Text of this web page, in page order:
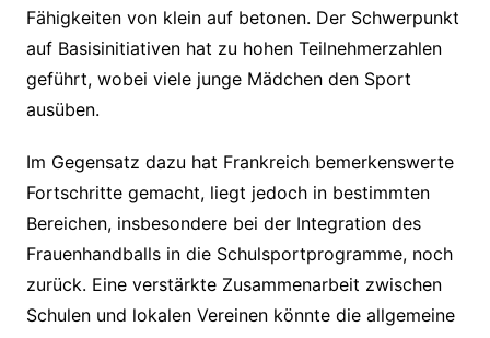
Fähigkeiten von klein auf betonen. Der Schwerpunkt
auf Basisinitiativen hat zu hohen Teilnehmerzahlen
geführt, wobei viele junge Mädchen den Sport
ausüben.
Im Gegensatz dazu hat Frankreich bemerkenswerte
Fortschritte gemacht, liegt jedoch in bestimmten
Bereichen, insbesondere bei der Integration des
Frauenhandballs in die Schulsportprogramme, noch
zurück. Eine verstärkte Zusammenarbeit zwischen
Schulen und lokalen Vereinen könnte die allgemeine